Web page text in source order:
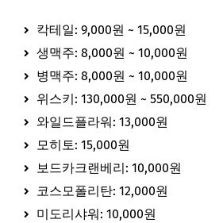
칵테일: 9,000원 ~ 15,000원
생맥주: 8,000원 ~ 10,000원
병맥주: 8,000원 ~ 10,000원
위스키: 130,000원 ~ 550,000원
와일드플라워: 13,000원
모히토: 15,000원
보드카크랜베리: 10,000원
코스모폴리탄: 12,000원
미도리샤워: 10,000원